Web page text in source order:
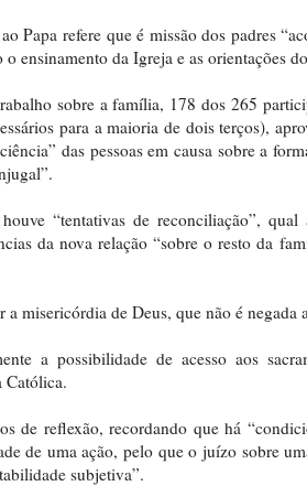
Papa refere que é missão dos padres
ensinamento da Igreja e as orientações
sobre a família, 178 dos 265
para a maioria de dois terços),
das pessoas em causa sobre a
“tentativas de reconciliação”,
da nova relação “sobre o resto da
a misericórdia de Deus, que não é negada
a possibilidade de acesso aos
Católica.
de reflexão, recordando que há
de uma ação, pelo que o juízo sobre
subjetiva”.